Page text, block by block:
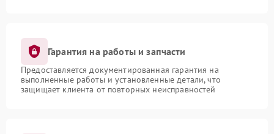
Гарантия на работы и запчасти
Предоставляется документированная гарантия на
выполненные работы и установленные детали, что
защищает клиента от повторных неисправностей